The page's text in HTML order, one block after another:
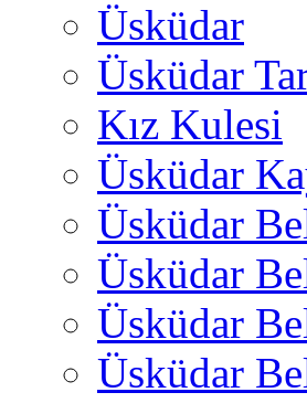
Üsküdar
Üsküdar
Kız Kulesi
Üsküdar
Üsküdar
Üsküdar
Üsküdar
Üsküdar